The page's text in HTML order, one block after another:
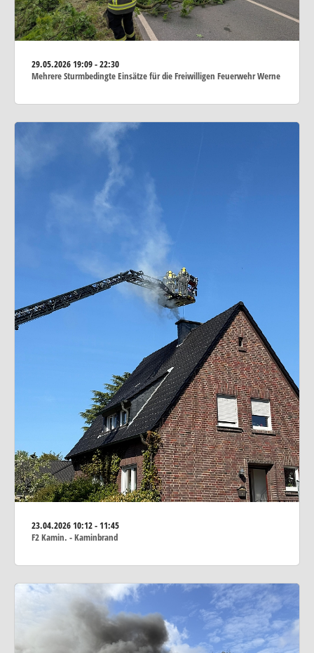
29.05.202619:09 - 22:30
Mehrere Sturmbedingte Einsätze für die Freiwilligen Feuerwehr Werne
23.04.202610:12 - 11:45
F2 Kamin. - Kaminbrand